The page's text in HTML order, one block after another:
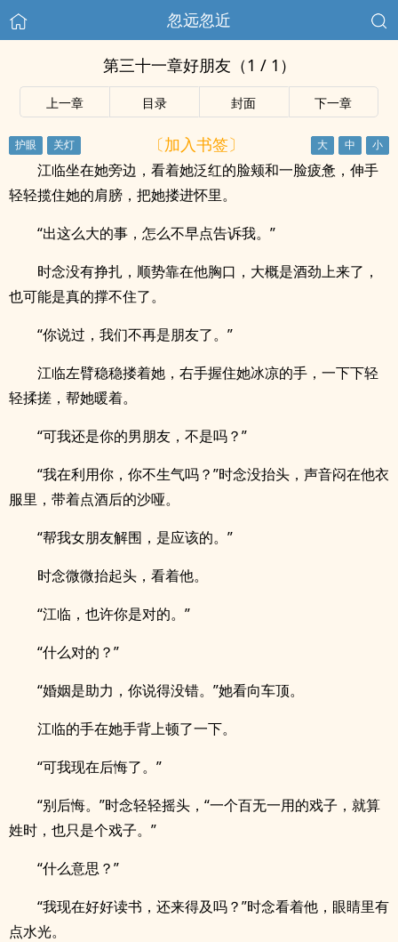
忽远忽近
第三十一章好朋友（1 / 1）
上一章 目录 封面 下一章
〔加入书签〕
江临坐在她旁边，看着她泛红的脸颊和一脸疲惫，伸手
轻轻揽住她的肩膀，把她搂进怀里。
“出这么大的事，怎么不早点告诉我。”
时念没有挣扎，顺势靠在他胸口，大概是酒劲上来了，
也可能是真的撑不住了。
“你说过，我们不再是朋友了。”
江临左臂稳稳搂着她，右手握住她冰凉的手，一下下轻
轻揉搓，帮她暖着。
“可我还是你的男朋友，不是吗？”
“我在利用你，你不生气吗？”时念没抬头，声音闷在他衣
服里，带着点酒后的沙哑。
“帮我女朋友解围，是应该的。”
时念微微抬起头，看着他。
“江临，也许你是对的。”
“什么对的？”
“婚姻是助力，你说得没错。”她看向车顶。
江临的手在她手背上顿了一下。
“可我现在后悔了。”
“别后悔。”时念轻轻摇头，“一个百无一用的戏子，就算
姓时，也只是个戏子。”
“什么意思？”
“我现在好好读书，还来得及吗？”时念看着他，眼睛里有
点水光。